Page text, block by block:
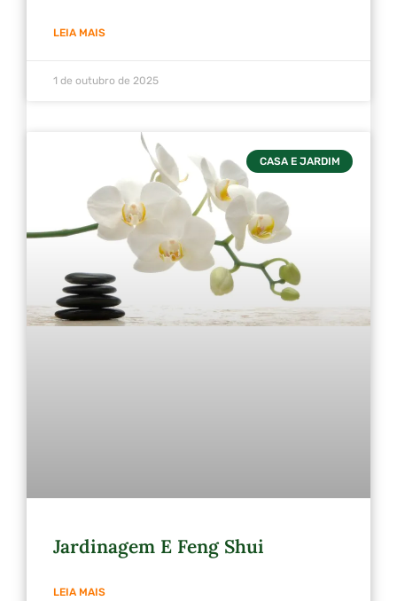
LEIA MAIS
1 de outubro de 2025
CASA E JARDIM
Jardinagem E Feng Shui
LEIA MAIS